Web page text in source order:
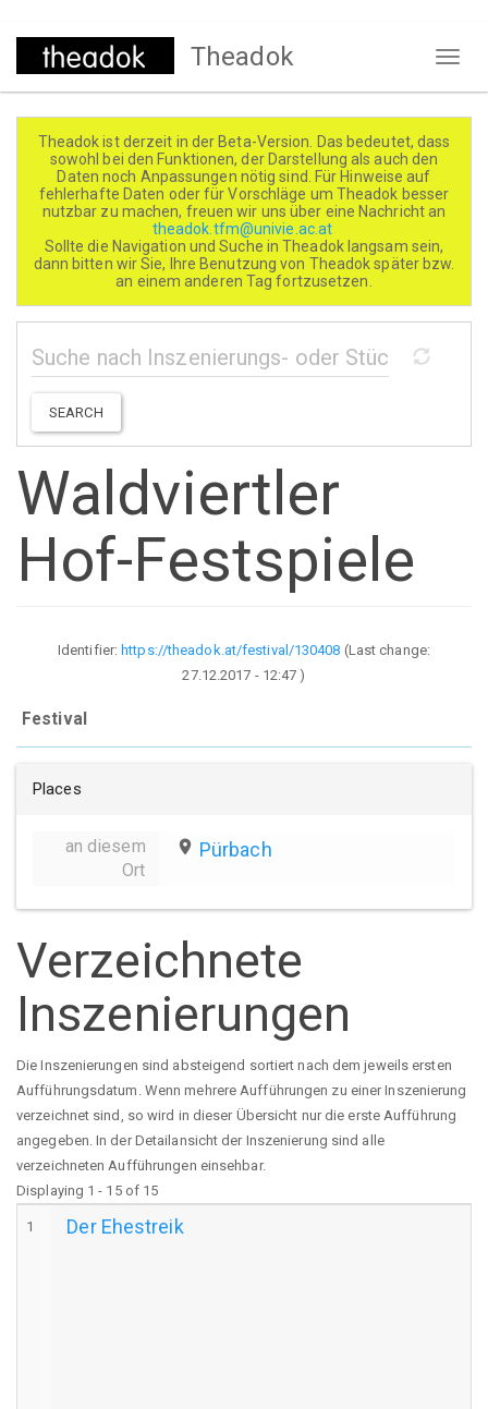
Direkt
Theadok
Theadok ist derzeit in der Beta-Version. Das bedeutet, dass
sowohl bei den Funktionen, der Darstellung als auch den
Daten noch Anpassungen nötig sind. Für Hinweise auf
fehlerhafte Daten oder für Vorschläge um Theadok besser
nutzbar zu machen, freuen wir uns über eine Nachricht an
theadok.tfm@univie.ac.at
Sollte die Navigation und Suche in Theadok langsam sein,
dann bitten wir Sie, Ihre Benutzung von Theadok später bzw.
an einem anderen Tag fortzusetzen.
SEARCH
Waldviertler
Hof-Festspiele
Identifier:https://theadok.at/festival/130408 (Last change:
27.12.2017 - 12:47 )
Festival
Places
an diesem
Ort
place Pürbach
Verzeichnete
Inszenierungen
Die Inszenierungen sind absteigend sortiert nach dem jeweils ersten
Aufführungsdatum. Wenn mehrere Aufführungen zu einer Inszenierung
verzeichnet sind, so wird in dieser Übersicht nur die erste Aufführung
angegeben. In der Detailansicht der Inszenierung sind alle
verzeichneten Aufführungen einsehbar.
Displaying 1 - 15 of 15
1 Der Ehestreik